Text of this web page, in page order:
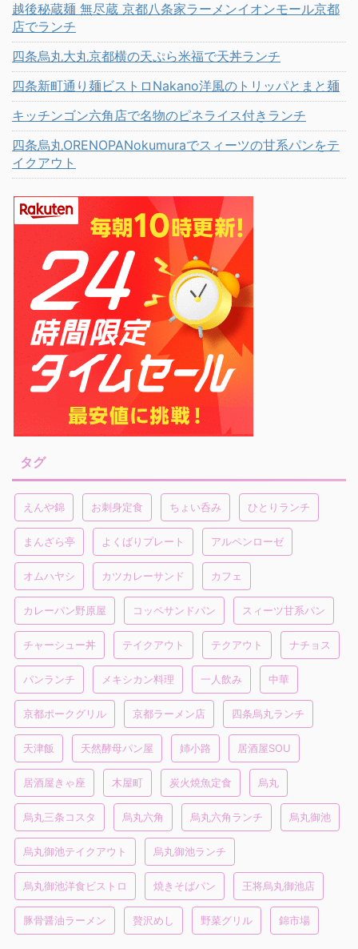
越後秘蔵麺 無尽蔵 京都八条家ラーメンイオンモール京都
店でランチ
四条烏丸大丸京都横の天ぷら米福で天丼ランチ
四条新町通り麺ビストロNakano洋風のトリッパとまと麺
キッチンゴン六角店で名物のピネライス付きランチ
四条烏丸ORENOPANokumuraでスィーツの甘系パンをテ
イクアウト
タグ
えんや錦 お刺身定食 ちょい呑み ひとりランチ
まんざら亭 よくばりプレート アルペンローゼ
オムハヤシ カツカレーサンド カフェ
カレーパン野原屋 コッペサンドパン スィーツ甘系パン
チャーシュー丼 テイクアウト テクアウト ナチョス
パンランチ メキシカン料理 一人飲み 中華
京都ポークグリル 京都ラーメン店 四条烏丸ランチ
天津飯 天然酵母パン屋 姉小路 居酒屋SOU
居酒屋きゃ座 木屋町 炭火焼魚定食 烏丸
烏丸三条コスタ 烏丸六角 烏丸六角ランチ 烏丸御池
烏丸御池テイクアウト 烏丸御池ランチ
烏丸御池洋食ビストロ 焼きそばパン 王将烏丸御池店
豚骨醤油ラーメン 贅沢めし 野菜グリル 錦市場